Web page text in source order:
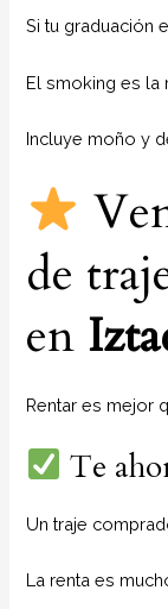
Si tu graduación
El smoking es la
Incluye moño y
de
en
Rentar es mejor
Te
Un traje
La renta es